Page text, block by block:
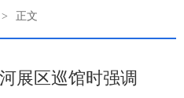
> 正文
展区巡馆时强调